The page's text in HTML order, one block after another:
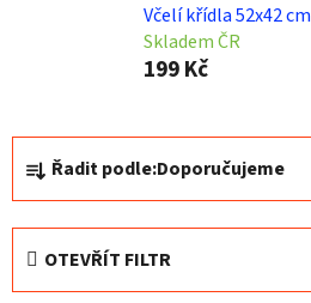
Včelí křídla 52x42 cm
Skladem ČR
199 Kč
Ř
a
z
Řadit podle:Doporučujeme
OTEVŘÍT FILTR